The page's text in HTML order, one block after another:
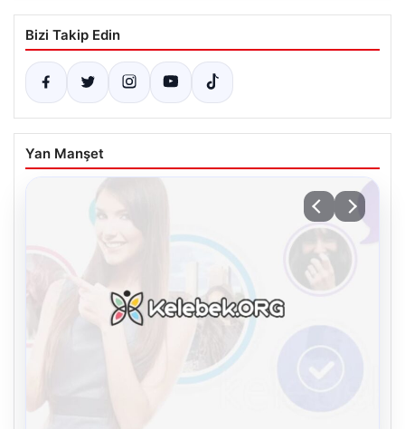
Bizi Takip Edin
Yan Manşet